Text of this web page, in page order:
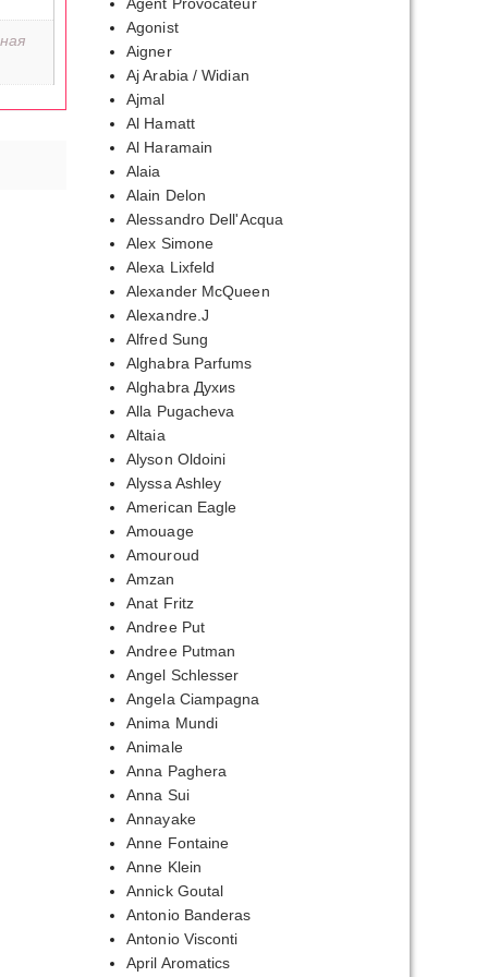
Agonist
Aigner
Aj Arabia / Widian
Ajmal
Al Hamatt
Al Haramain
Alaia
Alain Delon
Alessandro Dell'Acqua
Alex Simone
Alexa Lixfeld
Alexander McQueen
Alexandre.J
Alfred Sung
Alghabra Parfums
Alghabra Духиs
Alla Pugacheva
Altaia
Alyson Oldoini
Alyssa Ashley
American Eagle
Amouage
Amouroud
Amzan
Anat Fritz
Andree Put
Andree Putman
Angel Schlesser
Angela Ciampagna
Anima Mundi
Animale
Anna Paghera
Anna Sui
Annayake
Anne Fontaine
Anne Klein
Annick Goutal
Antonio Banderas
Antonio Visconti
April Aromatics